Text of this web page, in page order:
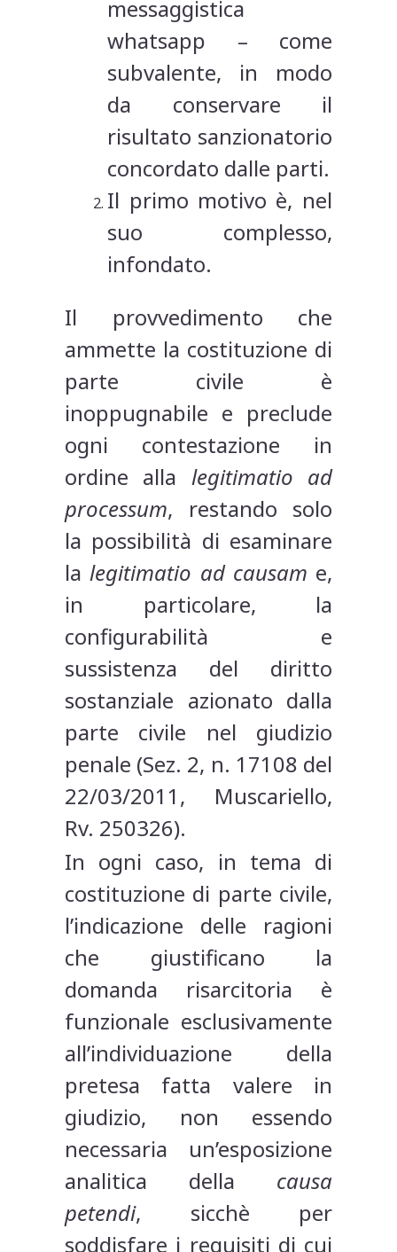
messaggistica
whatsapp – come
subvalente, in modo
da conservare il
risultato sanzionatorio
concordato dalle parti.
Il primo motivo è, nel
suo complesso,
infondato.
Il provvedimento che
ammette la costituzione di
parte civile è
inoppugnabile e preclude
ogni contestazione in
ordine alla legitimatio ad
processum, restando solo
la possibilità di esaminare
lalegitimatio ad causam e,
in particolare, la
configurabilità e
sussistenza del diritto
sostanziale azionato dalla
parte civile nel giudizio
penale (Sez. 2, n. 17108 del
22/03/2011, Muscariello,
Rv. 250326).
In ogni caso, in tema di
costituzione di parte civile,
l’indicazione delle ragioni
che giustificano la
domanda risarcitoria è
funzionale esclusivamente
all’individuazione della
pretesa fatta valere in
giudizio, non essendo
necessaria un’esposizione
analitica della causa
petendi, sicchè per
soddisfare i requisiti di cui